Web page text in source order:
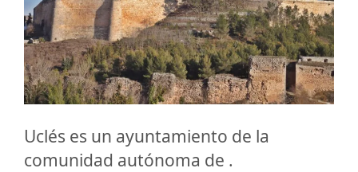
Uclés es un ayuntamiento de la
comunidad autónoma de .